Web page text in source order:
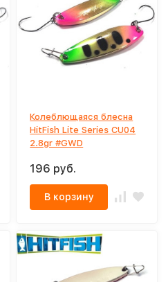
Колеблющаяся блесна
HitFish Lite Series CU04
2.8gr #GWD
196 руб.
В корзину